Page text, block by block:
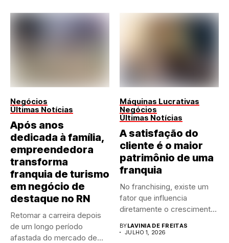
Negócios
Últimas Notícias
Após anos
dedicada à família,
empreendedora
transforma
franquia de turismo
em negócio de
destaque no RN
Retomar a carreira depois
de um longo período
afastada do mercado de...
Máquinas Lucrativas
Negócios
Últimas Notícias
A satisfação do
cliente é o maior
patrimônio de uma
franquia
No franchising, existe um
fator que influencia
diretamente o crescimento
BYLAVINIA DE FREITAS
JULHO 1, 2026